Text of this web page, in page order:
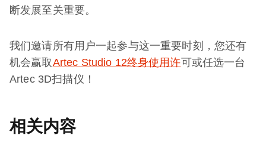
断发展至关重要。
我们邀请所有用户一起参与这一重要时刻，您还有
机会赢取Artec Studio 12终身使用许可或任选一台
Artec 3D扫描仪！
相关内容